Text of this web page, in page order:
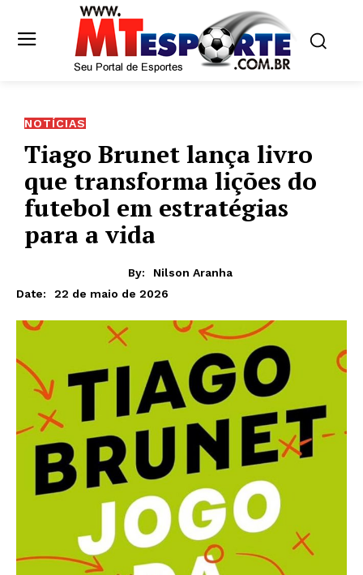
NOTÍCIAS
Tiago Brunet lança livro
que transforma lições do
futebol em estratégias
para a vida
By:
Nilson Aranha
Date:
22 de maio de 2026